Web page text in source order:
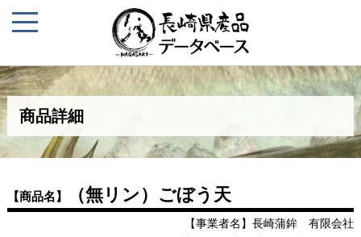
商品詳細
【商品名】 （無リン）ごぼう天
【事業者名】長崎蒲鉾 有限会社